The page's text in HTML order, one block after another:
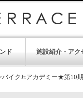
ド 施設紹介・アク
イクJr.アカデミー★第10